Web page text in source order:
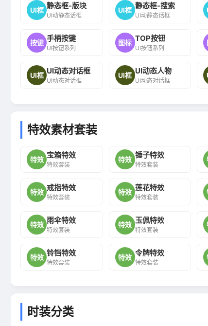
UI框 静态框-版块
UI动静态话框
UI框 静态框-搜索
UI动静态话框
按键 手柄按键
UI按钮系列
图标 TOP按钮
UI按钮系列
UI框 UI动态对话框
UI动态对话框
UI框 UI动态人物
UI动态对话框
特效素材套装
特效 宝箱特效
特效套装
特效 锤子特效
特效套装
特效 戒指特效
特效套装
特效 莲花特效
特效套装
特效 雨伞特效
特效套装
特效 玉佩特效
特效套装
特效 铃铛特效
特效套装
特效 令牌特效
特效套装
时装分类